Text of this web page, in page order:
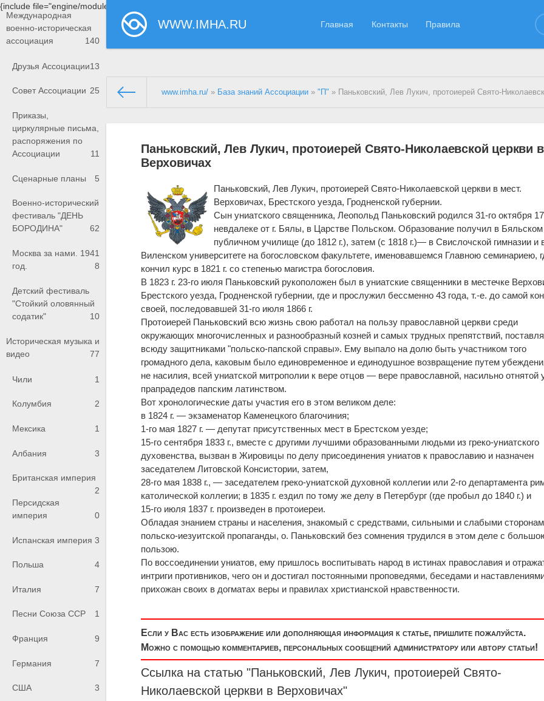
{include file="engine/modules/saperu/head.php"}
WWW.IMHA.RU Главная Контакты Правила
Международная
военно-историческая
ассоциация
140
Друзья Ассоциации13
Совет Ассоциации 25
Приказы,
циркулярные письма,
распоряжения по
Ассоциации
11
Сценарные планы 5
Военно-исторический
фестиваль "ДЕНЬ
БОРОДИНА"
62
Москва за нами. 1941
год.
8
Детский фестиваль
"Стойкий оловянный
содатик"
10
Историческая музыка и
видео
77
Чили 1
Колумбия 2
Мексика 1
Албания 3
Британская империя
2
Персидская
империя
0
Испанская империя 3
Польша 4
Италия 7
Песни Союза ССР 1
Франция 9
Германия 7
США 3
www.imha.ru/ » База знаний Ассоциации »"П" » Паньковский, Лев Лукич, протоиерей Свято-Николаевской церкви в
Паньковский, Лев Лукич, протоиерей Свято-Николаевской церкви в
Верховичах
Паньковский, Лев Лукич, протоиерей Свято-Николаевской церкви в мест.
Верховичах, Брестского уезда, Гродненской губернии.
Сын униатского священника, Леопольд Паньковский родился 31-го октября
невдалеке от г. Бялы, в Царстве Польском. Образование получил в Бяльском
публичном училище (до 1812 г.), затем (с 1818 г.)— в Свислочской гимназии и
Виленском университете на богословском факультете, именовавшемся Главною семинариею,
кончил курс в 1821 г. со степенью магистра богословия.
В 1823 г. 23-го июля Паньковский рукоположен был в униатские священники в местечке
Брестского уезда, Гродненской губернии, где и прослужил бессменно 43 года, т.-е. до самой
своей, последовавшей 31-го июля 1866 г.
Протоиерей Паньковский всю жизнь свою работал на пользу православной церкви среди
окружающих многочисленных и разнообразный козней и самых трудных препятствий,
всюду защитниками "польско-папской справы». Ему выпало на долю быть участником того
громадного дела, каковым было единовременное и единодушное возвращение путем
не насилия, всей униатской митрополии к вере отцов — вере православной, насильно отнятой
прапрадедов папским латинством.
Вот хронологические даты участия его в этом великом деле:
в 1824 г. — экзаменатор Каменецкого благочиния;
1-го мая 1827 г. — депутат присутственных мест в Брестском уезде;
15-го сентября 1833 г., вместе с другими лучшими образованными людьми из греко-униатского
духовенства, вызван в Жировицы по делу присоединения униатов к православию и назначен
заседателем Литовской Консистории, затем,
28-го мая 1838 г., — заседателем греко-униатской духовной коллегии или 2-го департамента
католической коллегии; в 1835 г. ездил по тому же делу в Петербург (где пробыл до 1840 г.) и
15-го июля 1837 г. произведен в протоиереи.
Обладая знанием страны и населения, знакомый с средствами, сильными и слабыми
польско-иезуитской пропаганды, о. Паньковский без сомнения трудился в этом деле с
пользою.
По воссоединении униатов, ему пришлось воспитывать народ в истинах православия и
интриги противников, чего он и достигал постоянными проповедями, беседами и
прихожан своих в догматах веры и правилах христианской нравственности.
Если у Вас есть изображение или дополняющая информация к статье, пришлите пожалуйста.
Можно с помощью комментариев, персональных сообщений администратору или автору статьи!
Ссылка на статью "Паньковский, Лев Лукич, протоиерей Свято-
Николаевской церкви в Верховичах"